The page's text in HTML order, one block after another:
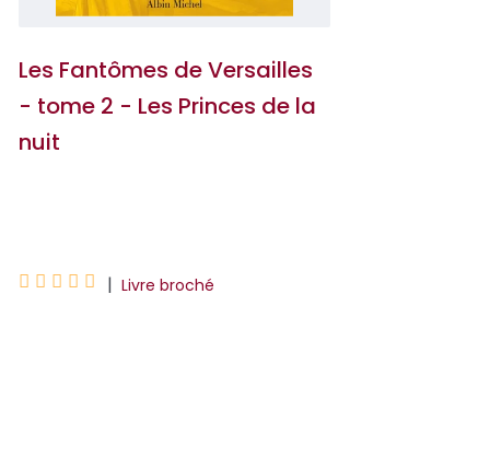
Les Fantômes de Versailles
- tome 2 - Les Princes de la
nuit
     | Livre broché